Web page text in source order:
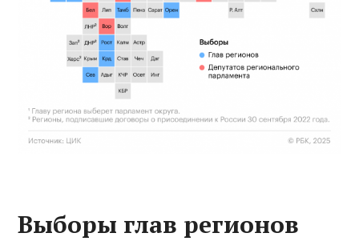
Выборы глав регионов